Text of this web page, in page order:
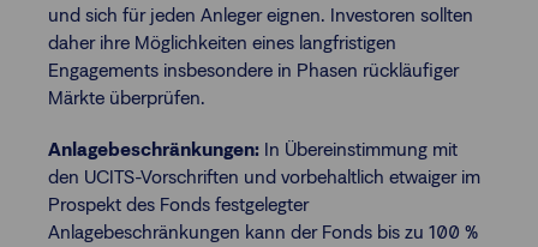
und sich für jeden Anleger eignen. Investoren sollten
daher ihre Möglichkeiten eines langfristigen
Engagements insbesondere in Phasen rückläufiger
Märkte überprüfen.
Anlagebeschränkungen: In Übereinstimmung mit
den UCITS-Vorschriften und vorbehaltlich etwaiger im
Prospekt des Fonds festgelegter
Anlagebeschränkungen kann der Fonds bis zu 100 %